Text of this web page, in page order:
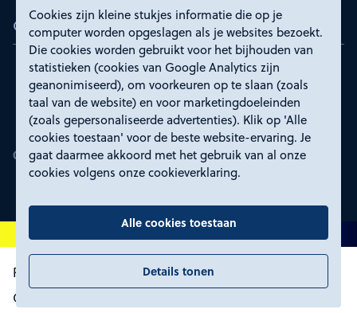
Cookies zijn kleine stukjes informatie die op je
computer worden opgeslagen als je websites bezoekt.
Die cookies worden gebruikt voor het bijhouden van
statistieken (cookies van Google Analytics zijn
geanonimiseerd), om voorkeuren op te slaan (zoals
taal van de website) en voor marketingdoeleinden
(zoals gepersonaliseerde advertenties). Klik op 'Alle
cookies toestaan' voor de beste website-ervaring. Je
gaat daarmee akkoord met het gebruik van al onze
cookies volgens onze cookieverklaring.
Alle cookies toestaan
Details tonen
Certificeringen
Proclaimer en toegankelijkheid
Privacyverklaring
Certificeringen